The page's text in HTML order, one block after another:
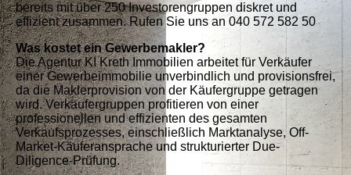
bereits mit über 250 Investorengruppen diskret und
effizient zusammen. Rufen Sie uns an 040 572 582 50
Was kostet ein Gewerbemakler?
Die Agentur KI Kreth Immobilien arbeitet für Verkäufer
einer Gewerbeimmobilie unverbindlich und provisionsfrei,
da die Maklerprovision von der Käufergruppe getragen
wird. Verkäufergruppen profitieren von einer
professionellen und effizienten des gesamten
Verkaufsprozesses, einschließlich Marktanalyse, Off-
Market-Käuferansprache und strukturierter Due-
Diligence-Prüfung.